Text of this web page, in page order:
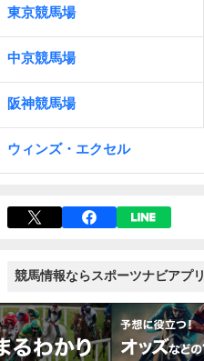
東京競馬場
中京競馬場
阪神競馬場
ウィンズ・エクセル
競馬情報ならスポーツナビアプリ